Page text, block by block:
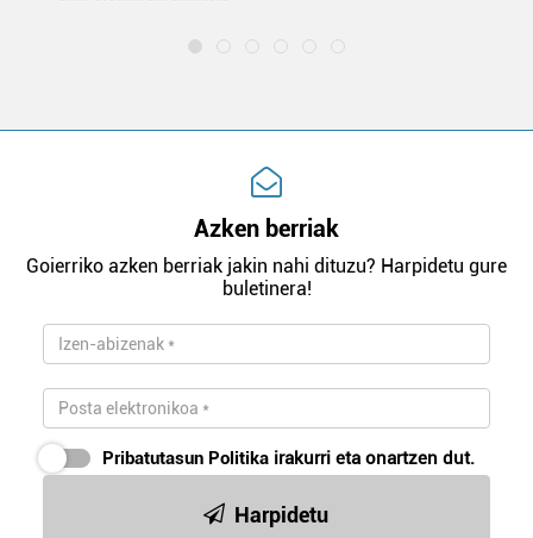
Azken berriak
Goierriko azken berriak jakin nahi dituzu? Harpidetu gure
buletinera!
Pribatutasun Politika irakurri eta onartzen dut.
Harpidetu